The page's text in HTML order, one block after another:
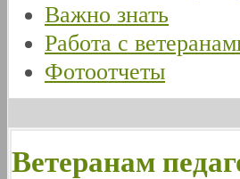
Важно знать
Работа с
Фотоотчеты
Ветеранам